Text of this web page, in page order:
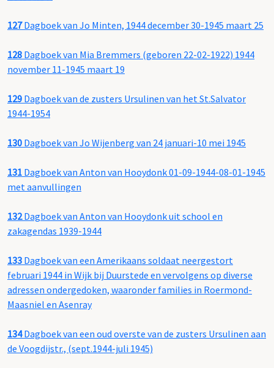
127Dagboek van Jo Minten, 1944 december 30-1945 maart 25
128 Dagboek van Mia Bremmers (geboren 22-02-1922) 1944
november 11-1945 maart 19
129 Dagboek van de zusters Ursulinen van het St.Salvator
1944-1954
130 Dagboek van Jo Wijenberg van 24 januari-10 mei 1945
131 Dagboek van Anton van Hooydonk 01-09-1944-08-01-1945
met aanvullingen
132Dagboek van Anton van Hooydonk uit school en
zakagendas 1939-1944
133 Dagboek van een Amerikaans soldaat neergestort
februari 1944 in Wijk bij Duurstede en vervolgens op diverse
adressen ondergedoken, waaronder families in Roermond-
Maasniel en Asenray
134Dagboek van een oud overste van de zusters Ursulinen aan
de Voogdijstr., (sept.1944-juli 1945)